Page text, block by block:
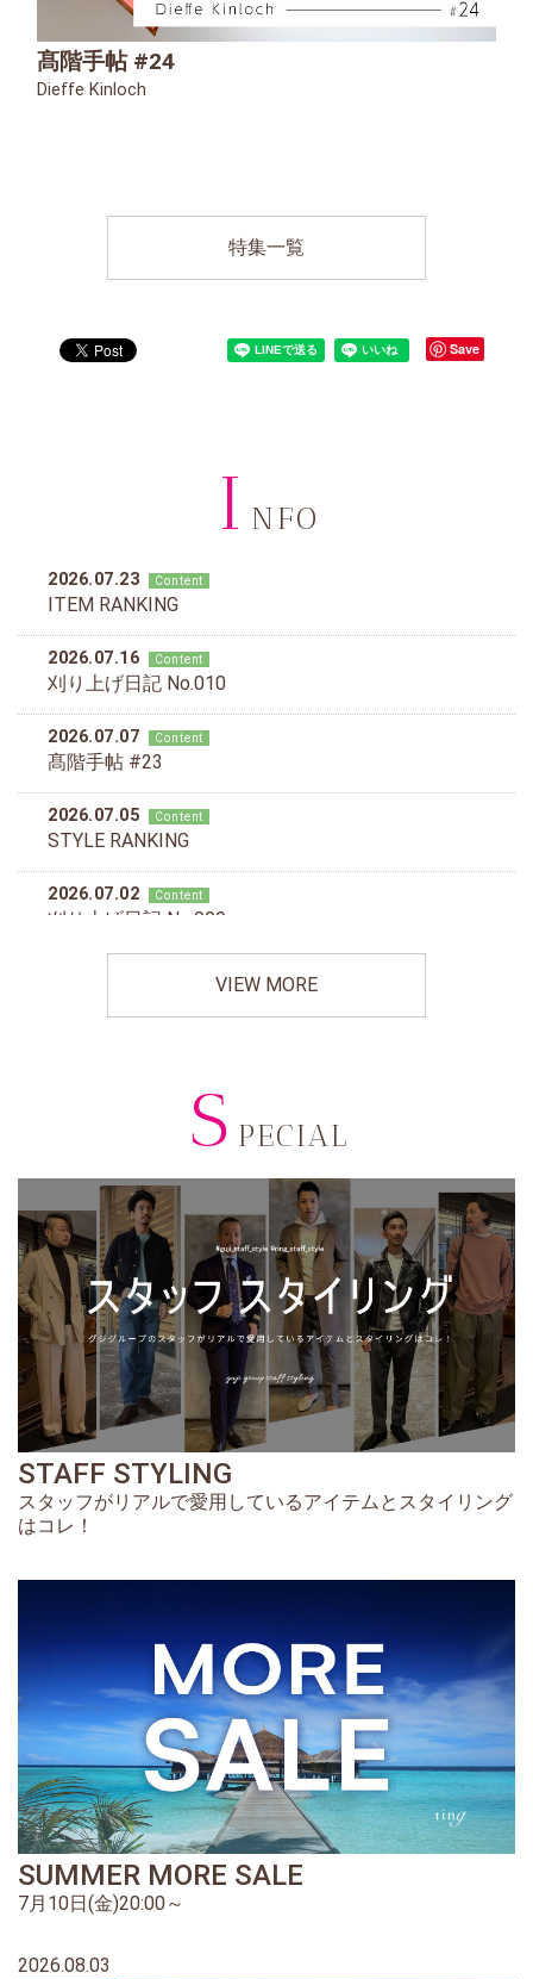
髙階手帖 #24
Dieffe Kinloch
特集一覧
Save
I NFO
VIEW MORE
S PECIAL
STAFF STYLING
スタッフがリアルで愛用しているアイテムとスタイリング
はコレ！
SUMMER MORE SALE
7月10日(金)20:00～
2026.08.03